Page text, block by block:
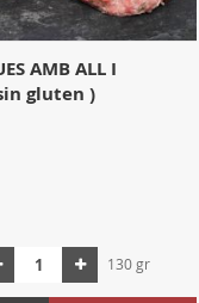
AMB ALL I
gluten )
130 gr